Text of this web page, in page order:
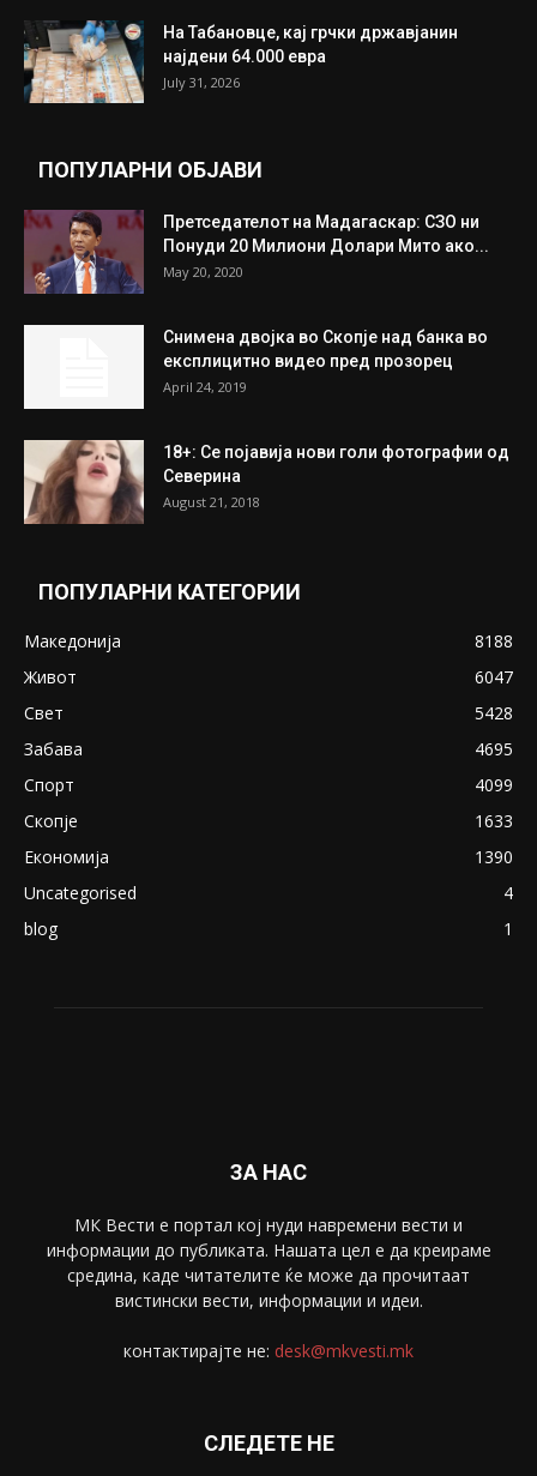
На Табановце, кај грчки државјанин
најдени 64.000 евра
July 31, 2026
ПОПУЛАРНИ ОБЈАВИ
Претседателот на Мадагаскар: СЗО ни
Понуди 20 Милиони Долари Мито ако...
May 20, 2020
Снимена двојка во Скопје над банка во
експлицитно видео пред прозорец
April 24, 2019
18+: Се појавија нови голи фотографии од
Северина
August 21, 2018
ПОПУЛАРНИ КАТЕГОРИИ
Македонија
8188
Живот
6047
Свет
5428
Забава
4695
Спорт
4099
Скопје
1633
Економија
1390
Uncategorised
4
blog
1
ЗА НАС
МК Вести е портал коj нуди навремени вести и
информации до публиката. Нашата цел е да креираме
средина, каде читателите ќе може да прочитаат
вистински вести, информации и идеи.
контактирајте не: desk@mkvesti.mk
СЛЕДЕТЕ НЕ